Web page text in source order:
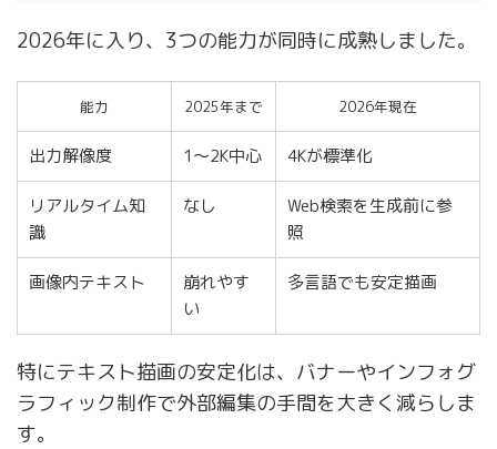
2026年に入り、3つの能力が同時に成熟しました。
能力 2025年まで 2026年現在
出力解像度 1〜2K中心 4Kが標準化
リアルタイム知
識
なし
Web検索を生成前に参
照
画像内テキスト
崩れやす
い
多言語でも安定描画
特にテキスト描画の安定化は、バナーやインフォグ
ラフィック制作で外部編集の手間を大きく減らしま
す。